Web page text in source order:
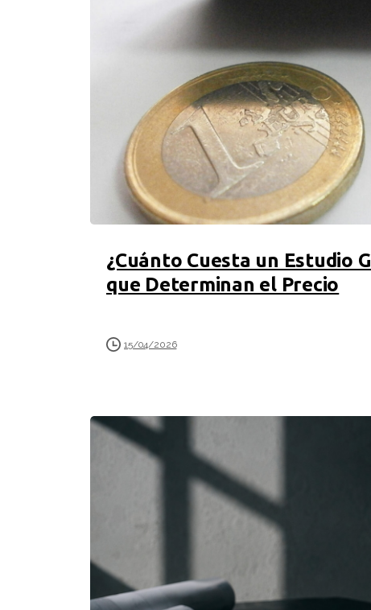
¿Cuánto Cuesta un Estudio
que Determinan el Precio
15/04/2026